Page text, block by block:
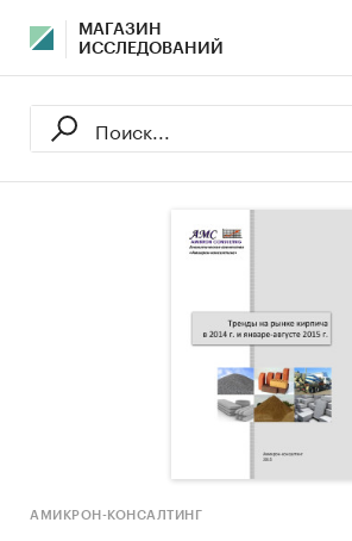
МАГАЗИН
ИССЛЕДОВАНИЙ
АМИКРОН-КОНСАЛТИНГ